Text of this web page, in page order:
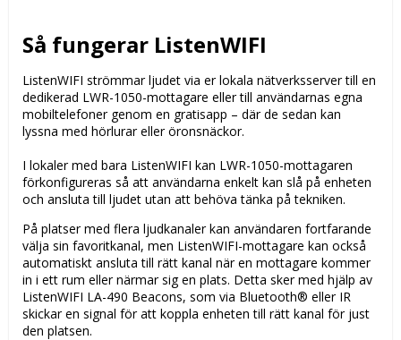
Så fungerar ListenWIFI
ListenWIFI strömmar ljudet via er lokala nätverksserver till en
dedikerad LWR-1050-mottagare eller till användarnas egna
mobiltelefoner genom en gratisapp – där de sedan kan
lyssna med hörlurar eller öronsnäckor.
I lokaler med bara ListenWIFI kan LWR-1050-mottagaren
förkonfigureras så att användarna enkelt kan slå på enheten
och ansluta till ljudet utan att behöva tänka på tekniken.
På platser med flera ljudkanaler kan användaren fortfarande
välja sin favoritkanal, men ListenWIFI-mottagare kan också
automatiskt ansluta till rätt kanal när en mottagare kommer
in i ett rum eller närmar sig en plats. Detta sker med hjälp av
ListenWIFI LA-490 Beacons, som via Bluetooth® eller IR
skickar en signal för att koppla enheten till rätt kanal för just
den platsen.